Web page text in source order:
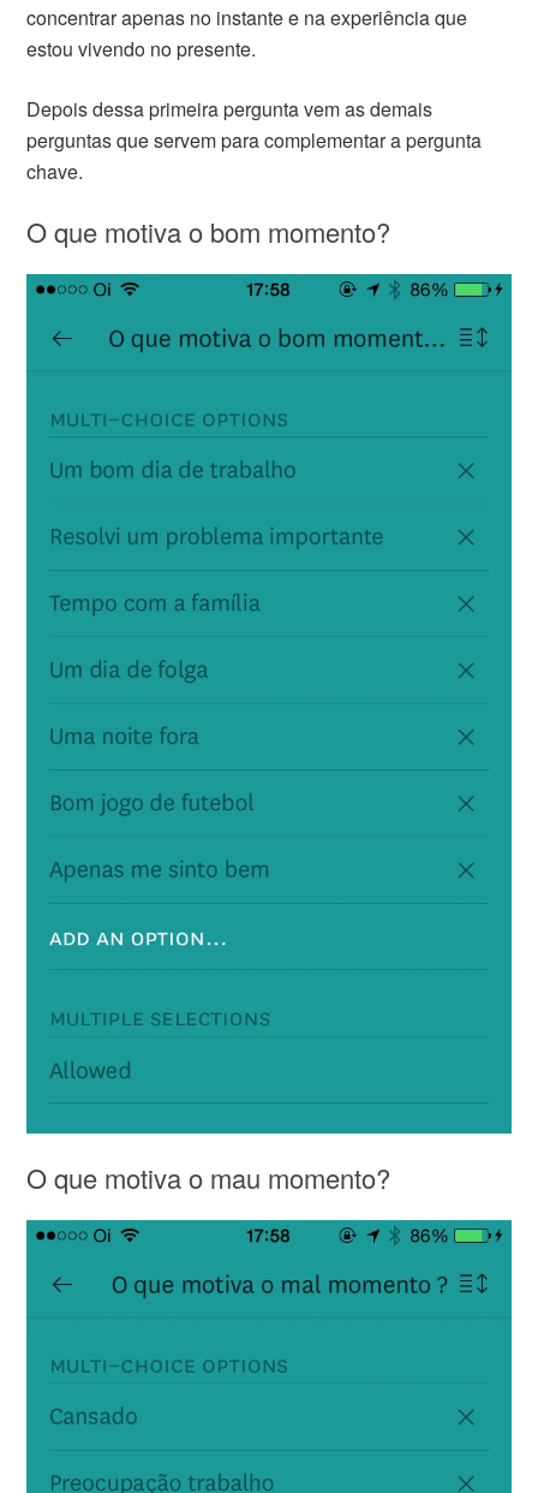
concentrar apenas no instante e na experiência que
estou vivendo no presente.
Depois dessa primeira pergunta vem as demais
perguntas que servem para complementar a pergunta
chave.
O que motiva o bom momento?
O que motiva o mau momento?